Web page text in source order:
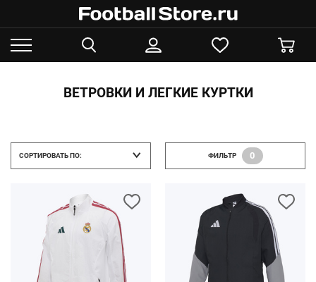
ВЕТРОВКИ И ЛЕГКИЕ КУРТКИ
СОРТИРОВАТЬ ПО: ФИЛЬТР 0